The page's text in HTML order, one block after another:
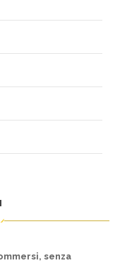
senza